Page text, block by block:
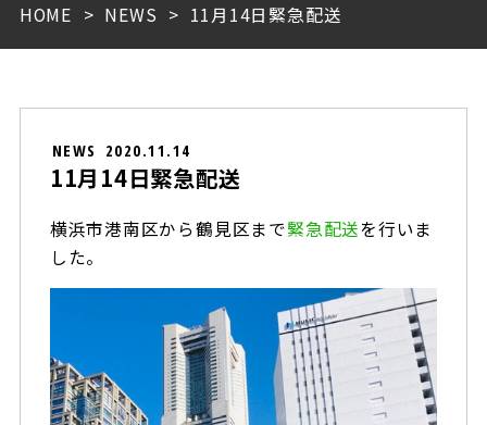
HOME NEWS 11月14日緊急配送
NEWS 2020.11.14
11月14日緊急配送
横浜市港南区から鶴見区まで緊急配送を行いま
した。